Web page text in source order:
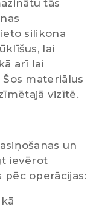
tās
silikona
lai
arī lai
materiālus
vizītē.
un
ievērot
operācijas: